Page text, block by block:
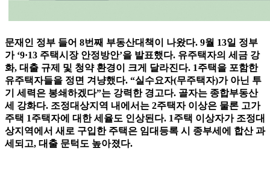
문재인 정부 들어 8번째 부동산대책이 나왔다. 9월 13일 정부
가 ‘9·13 주택시장 안정방안’을 발표했다. 유주택자의 세금 강
화, 대출 규제 및 청약 환경이 크게 달라진다. 1주택을 포함한
유주택자들을 정면 겨냥했다. “실수요자(무주택자)가 아닌 투
기 세력은 봉쇄하겠다”는 강력한 경고다. 골자는 종합부동산
세 강화다. 조정대상지역 내에서는 2주택자 이상은 물론 고가
주택 1주택자에 대한 세율도 인상된다. 1주택 이상자가 조정대
상지역에서 새로 구입한 주택은 임대등록 시 종부세에 합산 과
세되고, 대출 문턱도 높아졌다.